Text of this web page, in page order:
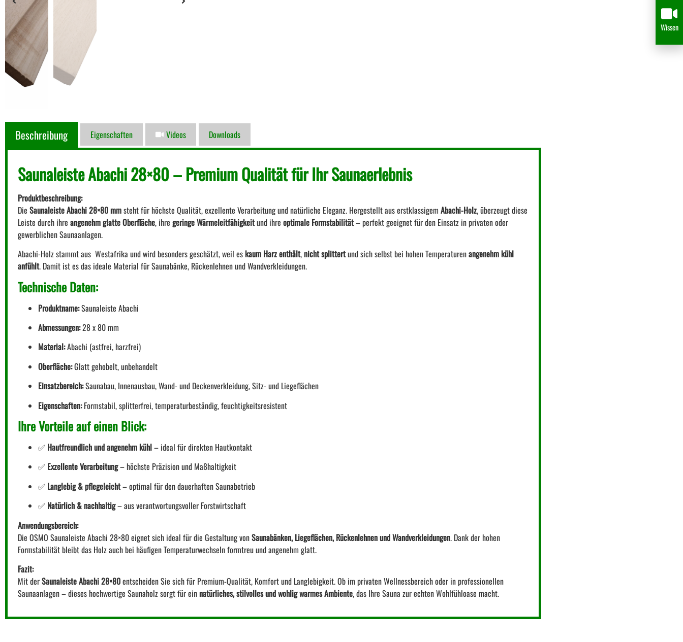
Beschreibung Eigenschaften Videos Downloads
Saunaleiste Abachi 28×80 – Premium Qualität für Ihr Saunaerlebnis
Produktbeschreibung:
Die Saunaleiste Abachi 28×80 mmsteht für höchste Qualität, exzellente Verarbeitung und natürliche Eleganz. Hergestellt aus erstklassigem Abachi-Holz, überzeugt diese
Leiste durch ihre angenehm glatte Oberfläche, ihre geringe Wärmeleitfähigkeitund ihre optimale Formstabilität– perfekt geeignet für den Einsatz in privaten oder
gewerblichen Saunaanlagen.
Abachi-Holz stammt aus Westafrika und wird besonders geschätzt, weil es kaum Harz enthält,nicht splittertund sich selbst bei hohen Temperaturenangenehm kühl
anfühlt. Damit ist es das ideale Material für Saunabänke, Rückenlehnen und Wandverkleidungen.
Technische Daten:
Produktname:Saunaleiste Abachi
Abmessungen:28 x 80 mm
Material:Abachi (astfrei, harzfrei)
Oberfläche:Glatt gehobelt, unbehandelt
Einsatzbereich:Saunabau, Innenausbau, Wand- und Deckenverkleidung, Sitz- und Liegeflächen
Eigenschaften:Formstabil, splitterfrei, temperaturbeständig, feuchtigkeitsresistent
Ihre Vorteile auf einen Blick:
✅ Hautfreundlich und angenehm kühl– ideal für direkten Hautkontakt
✅ Exzellente Verarbeitung– höchste Präzision und Maßhaltigkeit
✅ Langlebig & pflegeleicht– optimal für den dauerhaften Saunabetrieb
✅ Natürlich & nachhaltig– aus verantwortungsvoller Forstwirtschaft
Anwendungsbereich:
Die OSMO Saunaleiste Abachi 28×80 eignet sich ideal für die Gestaltung vonSaunabänken, Liegeflächen, Rückenlehnen und Wandverkleidungen. Dank der hohen
Formstabilität bleibt das Holz auch bei häufigen Temperaturwechseln formtreu und angenehm glatt.
Fazit:
Mit derSaunaleiste Abachi 28×80entscheiden Sie sich für Premium-Qualität, Komfort und Langlebigkeit. Ob im privaten Wellnessbereich oder in professionellen
Saunaanlagen – dieses hochwertige Saunaholz sorgt für einnatürliches, stilvolles und wohlig warmes Ambiente, das Ihre Sauna zur echten Wohlfühloase macht.
Wissen